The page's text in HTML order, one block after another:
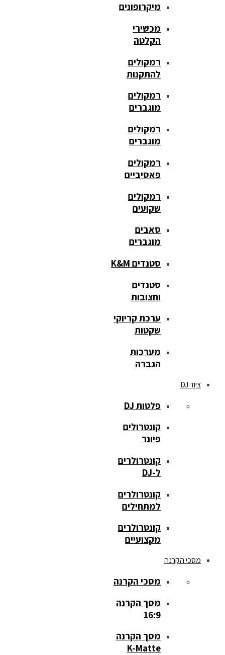
מיקרופונים
מכשירי
הקלטה
רמקולים
להתקנות
רמקולים
מוגברים
רמקולים
מוגברים
רמקולים
פאסיביים
רמקולים
שקועים
סאבים
מוגברים
סטנדים K&M
סטנדים
וחצובות
ערכת קריוקי
שקטות
מערכות
הגברה
ציוד DJ
פלטות DJ
קונטרולים
פיונר
קונטרולרים
ל-DJ
קונטרולרים
למתחילים
קונטרולרים
מקצועיים
מסכי הקרנה
מסכי הקרנה
מסך הקרנה
16:9
מסך הקרנה
K-Matte